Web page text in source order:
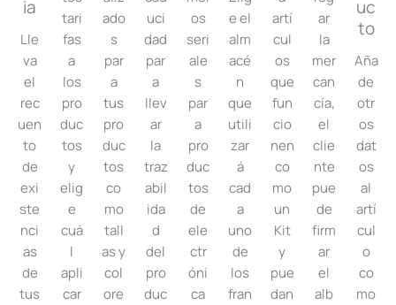
ia
Lle
va
el
rec
uen
to
de
exi
ste
nci
as
de
tus
tari
fas
a
los
pro
duc
tos
y
elig
e
cuá
l
apli
car
ado
s
par
a
tus
pro
duc
tos
co
mo
tall
as y
col
ore
uci
dad
par
a
llev
ar
la
traz
abil
ida
d
del
pro
duc
os
seri
ale
s
par
a
pro
duc
tos
de
ele
ctr
óni
ca
e el
alm
acé
n
que
utili
zar
á
cad
a
uno
de
los
fran
artí
cul
os
que
fun
cio
nen
co
mo
un
Kit
y
pue
dan
ar
la
mer
can
cía,
el
clie
nte
pue
de
firm
ar
el
alb
uc
to
Aña
de
otr
os
dat
os
al
artí
cul
o
co
mo